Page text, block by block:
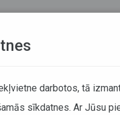
darbotos, tā
sīkdatnes. Ar Jūsu